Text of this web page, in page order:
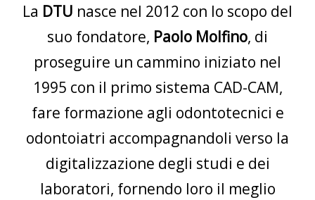
ASSISTENZA
La DTU nasce nel 2012 con lo scopo del
suo fondatore, Paolo Molfino, di
proseguire un cammino iniziato nel
1995 con il primo sistema CAD-CAM,
fare formazione agli odontotecnici e
odontoiatri accompagnandoli verso la
digitalizzazione degli studi e dei
laboratori, fornendo loro il meglio